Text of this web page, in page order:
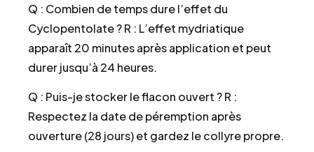
Q : Combien de temps dure l’effet du
Cyclopentolate ? R : L’effet mydriatique
apparaît 20 minutes après application et peut
durer jusqu’à 24 heures.
Q : Puis-je stocker le flacon ouvert ? R :
Respectez la date de péremption après
ouverture (28 jours) et gardez le collyre propre.